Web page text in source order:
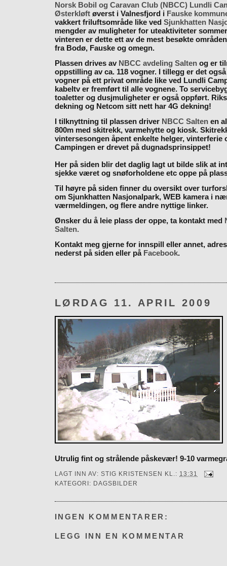
Norsk Bobil og Caravan Club (NBCC) Lundli
Østerkløftøverst i Valnesfjord i Fauske
vakkert friluftsområde like ved Sjunkhatten
mengder av muligheter for uteaktiviteter
vinteren er dette ett av de mest besøkte
fra Bodø, Fauske og omegn.
Plassen drives av NBCC avdeling Saltenog er
oppstilling av ca. 118 vogner. I tillegg er det
vogner på ett privat område like ved Lundli
kabeltv er fremført til alle vognene. To
toaletter og dusjmuligheter er også oppført.
dekning og Netcom sitt nett har 4G dekning!
I tilknyttning til plassen driver NBCC Saltenen
800m med skitrekk, varmehytte og kiosk.
vintersesongen åpent enkelte helger, vinterferie
Campingen er drevet på dugnadsprinsippet!
Her på siden blir det daglig lagt ut bilde slik at
sjekke været og snøforholdene etc oppe på
Til høyre på siden finner du oversikt over
om Sjunkhatten Nasjonalpark, WEB kamera i
værmeldingen, og flere andre nyttige linker.
Ønsker du å leie plass der oppe, ta kontakt med
Salten.
Kontakt meg gjerne for innspill eller annet,
nederst på siden eller på Facebook.
LØRDAG 11. APRIL 2009
Utrulig fint og strålende påskevær! 9-10
LAGT INN AV: STIG KRISTENSEN KL.: 13:31
KATEGORI: DAGSBILDER
INGEN KOMMENTARER:
LEGG INN EN KOMMENTAR